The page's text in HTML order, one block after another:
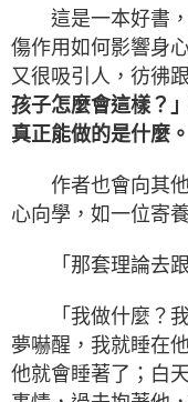
這是一本好書，
傷作用如何影響身
又很吸引人，彷彿
孩子怎麼會這樣？
真正能做的是什麼。
作者也會向其他
心向學，如一位寄
「那套理論去跟
「我做什麼？我
夢嚇醒，我就睡在
他就會睡著了；白